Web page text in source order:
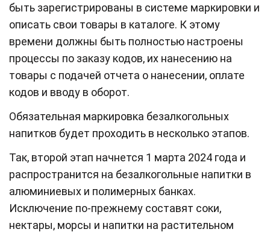
быть зарегистрированы в системе маркировки и
описать свои товары в каталоге. К этому
времени должны быть полностью настроены
процессы по заказу кодов, их нанесению на
товары с подачей отчета о нанесении, оплате
кодов и вводу в оборот.
Обязательная маркировка безалкогольных
напитков будет проходить в несколько этапов.
Так, второй этап начнется 1 марта 2024 года и
распространится на безалкогольные напитки в
алюминиевых и полимерных банках.
Исключение по-прежнему составят соки,
нектары, морсы и напитки на растительном